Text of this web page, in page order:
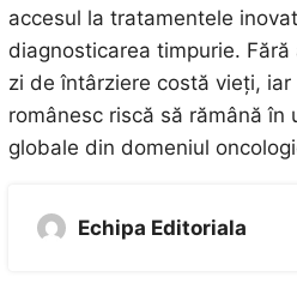
accesul la tratamentele
diagnosticarea timpurie.
zi de întârziere costă vieți,
românesc riscă să rămână în
globale din domeniul
Echipa Editoriala